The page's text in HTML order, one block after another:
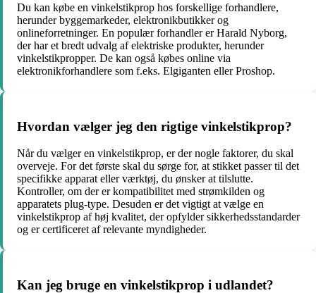
Du kan købe en vinkelstikprop hos forskellige forhandlere,
herunder byggemarkeder, elektronikbutikker og
onlineforretninger. En populær forhandler er Harald Nyborg,
der har et bredt udvalg af elektriske produkter, herunder
vinkelstikpropper. De kan også købes online via
elektronikforhandlere som f.eks. Elgiganten eller Proshop.
Hvordan vælger jeg den rigtige vinkelstikprop?
Når du vælger en vinkelstikprop, er der nogle faktorer, du skal
overveje. For det første skal du sørge for, at stikket passer til det
specifikke apparat eller værktøj, du ønsker at tilslutte.
Kontroller, om der er kompatibilitet med strømkilden og
apparatets plug-type. Desuden er det vigtigt at vælge en
vinkelstikprop af høj kvalitet, der opfylder sikkerhedsstandarder
og er certificeret af relevante myndigheder.
Kan jeg bruge en vinkelstikprop i udlandet?